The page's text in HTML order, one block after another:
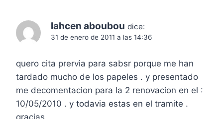
lahcen aboubou dice:
31 de enero de 2011 a las 14:36
quero cita prervia para sabsr porque me han
tardado mucho de los papeles . y presentado
me decomentacion para la 2 renovacion en el :
10/05/2010 . y todavia estas en el tramite .